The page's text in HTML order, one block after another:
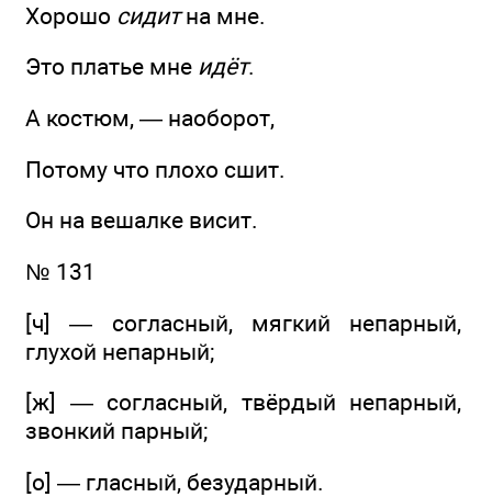
Хорошо сидитна мне.
Это платье мне идёт.
А костюм, — наоборот,
Потому что плохо сшит.
Он на вешалке висит.
№ 131
[ч] — согласный, мягкий непарный,
глухой непарный;
[ж] — согласный, твёрдый непарный,
звонкий парный;
[о] — гласный, безударный.